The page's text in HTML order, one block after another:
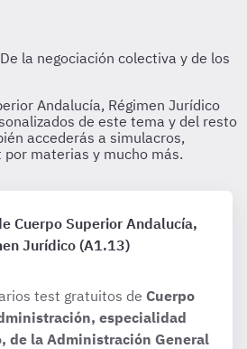
Cuerpo Superior Andalucía,
Jurídico (A1.13)
test gratuitos de Cuerpo
especialidad
de la Administración General